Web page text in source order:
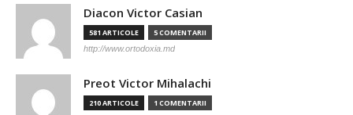
Diacon Victor Casian
581 ARTICOLE 5 COMENTARII
http://www.ortodoxia.md
Preot Victor Mihalachi
210 ARTICOLE 1 COMENTARII